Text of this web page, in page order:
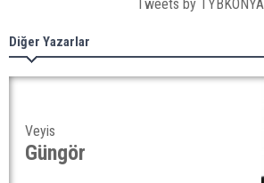
Tweets by TYBKONYA
Diğer Yazarlar
Veyis
Güngör